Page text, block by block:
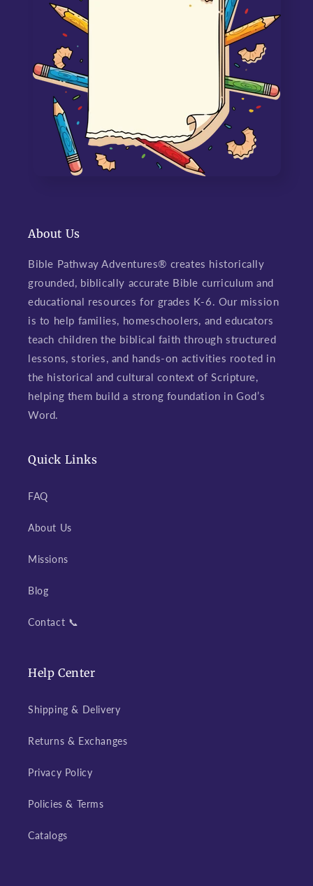
About Us
Bible Pathway Adventures® creates historically
grounded, biblically accurate Bible curriculum and
educational resources for grades K-6. Our mission
is to help families, homeschoolers, and educators
teach children the biblical faith through structured
lessons, stories, and hands-on activities rooted in
the historical and cultural context of Scripture,
helping them build a strong foundation in God’s
Word.
Quick Links
FAQ
About Us
Missions
Blog
Contact 📞
Help Center
Shipping & Delivery
Returns & Exchanges
Privacy Policy
Policies & Terms
Catalogs